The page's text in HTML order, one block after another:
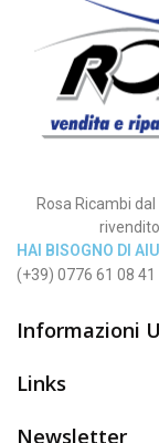
Rosa Ricambi
HAI BISOGNO DI
(+39) 0776 61 08 41
Informazioni
Links
Newsletter